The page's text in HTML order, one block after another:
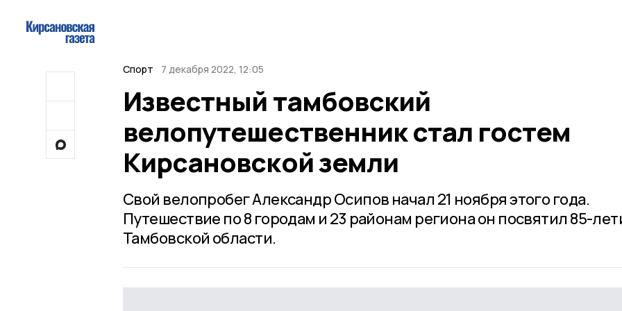
Спорт 7 декабря 2022, 12:05
Известный тамбовский
велопутешественник стал гостем
Кирсановской земли
Свой велопробег Александр Осипов начал 21 ноября этого года.
Путешествие по 8 городам и 23 районам региона он посвятил 85-
Тамбовской области.